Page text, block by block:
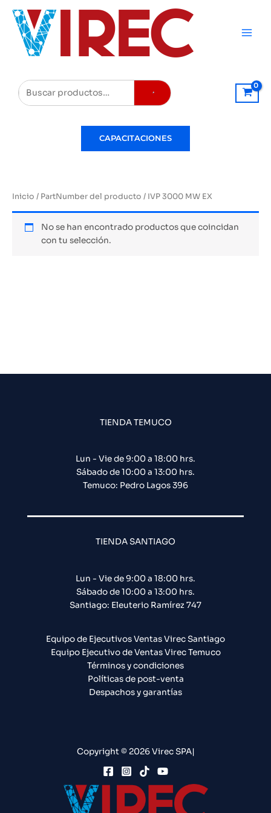
contenido
Buscar
CAPACITACIONES
Inicio / PartNumber del producto / IVP 3000 MW EX
No se han encontrado productos que coincidan
con tu selección.
TIENDA TEMUCO
Lun - Vie de 9:00 a 18:00 hrs.
Sábado de 10:00 a 13:00 hrs.
Temuco: Pedro Lagos 396
TIENDA SANTIAGO
Lun - Vie de 9:00 a 18:00 hrs.
Sábado de 10:00 a 13:00 hrs.
Santiago: Eleuterio Ramírez 747​
Equipo de Ejecutivos Ventas Virec Santiago
Equipo Ejecutivo de Ventas Virec Temuco
Términos y condiciones
Políticas de post-venta
Despachos y garantías
Copyright © 2026 Virec SPA|